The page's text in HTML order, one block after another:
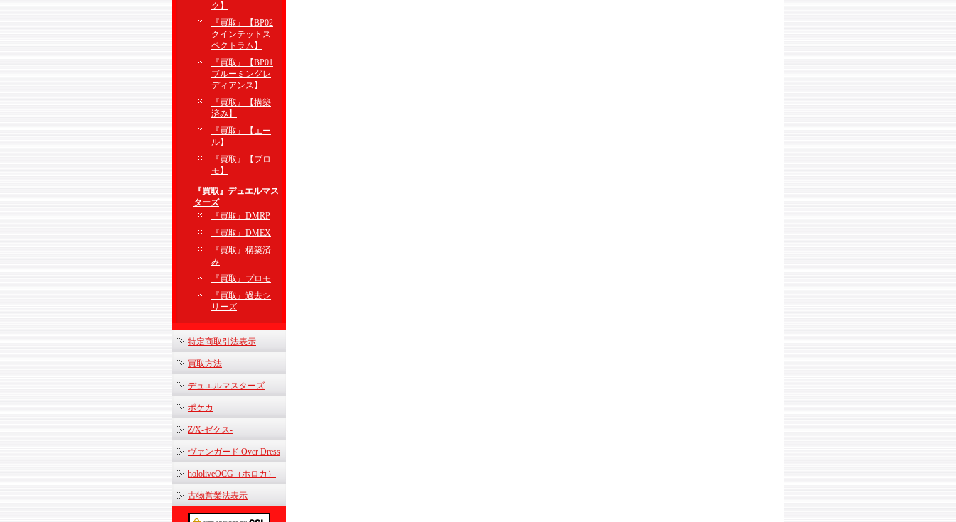
ク】
『買取』【BP02
クインテットス
ペクトラム】
『買取』【BP01
ブルーミングレ
ディアンス】
『買取』【構築
済み】
『買取』【エー
ル】
『買取』【プロ
モ】
『買取』デュエルマス
ターズ
『買取』DMRP
『買取』DMEX
『買取』構築済
み
『買取』プロモ
『買取』過去シ
リーズ
特定商取引法表示
買取方法
デュエルマスターズ
ポケカ
Z/X-ゼクス-
ヴァンガード Over Dress
hololiveOCG（ホロカ）
古物営業法表示